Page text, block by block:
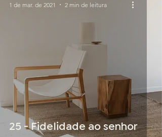
25 - Fidelidade ao senhor
1 de mar. de 2021 2 min de leitura